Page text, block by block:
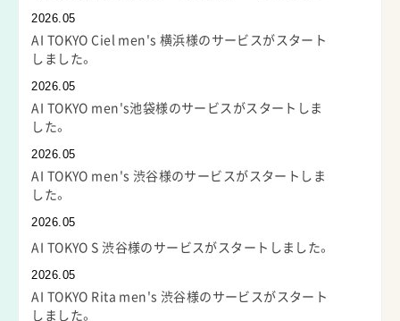
2026.05
AI TOKYO Ciel men's 横浜様のサービスがスタート
しました。
2026.05
AI TOKYO men's池袋様のサービスがスタートしま
した。
2026.05
AI TOKYO men's 渋谷様のサービスがスタートしま
した。
2026.05
AI TOKYO S 渋谷様のサービスがスタートしました。
2026.05
AI TOKYO Rita men's 渋谷様のサービスがスタート
しました。